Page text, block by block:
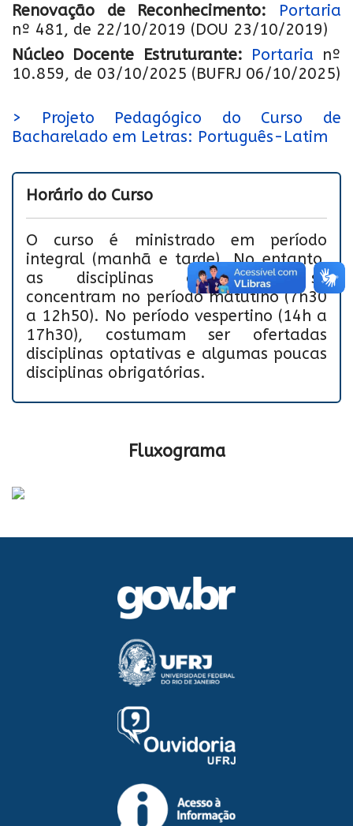
Renovação de Reconhecimento:
Portaria
nº 481, de 22/10/2019 (DOU 23/10/2019)
Núcleo Docente Estruturante:
Portaria nº
10.859, de 03/10/2025 (BUFRJ 06/10/2025)
> Projeto Pedagógico do Curso de
Bacharelado em Letras: Português-Latim
Horário do Curso
O curso é ministrado em período
integral (manhã e tarde). No entanto,
as disciplinas obrigatórias se
concentram no período matutino (7h30
a 12h50). No período vespertino (14h a
17h30), costumam ser ofertadas
disciplinas optativas e algumas poucas
disciplinas obrigatórias.
Fluxograma